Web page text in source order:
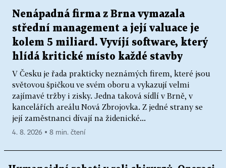
Nenápadná firma z Brna vymazala
střední management a její valuace je
kolem 5 miliard. Vyvíjí software, který
hlídá kritické místo každé stavby
V Česku je řada prakticky neznámých firem, které jsou
světovou špičkou ve svém oboru a vykazují velmi
zajímavé tržby i zisky. Jedna taková sídlí v Brně, v
kancelářích areálu Nová Zbrojovka. Z jedné strany se
její zaměstnanci dívají na židenické...
4. 8. 2026 ▪ 8 min. čtení